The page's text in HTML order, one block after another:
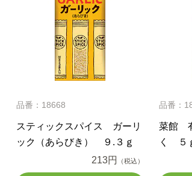
品番：18668
スティックスパイス ガーリ
ック（あらびき） ９.３ｇ
213円
（税込）
品番：
菜館
く ５